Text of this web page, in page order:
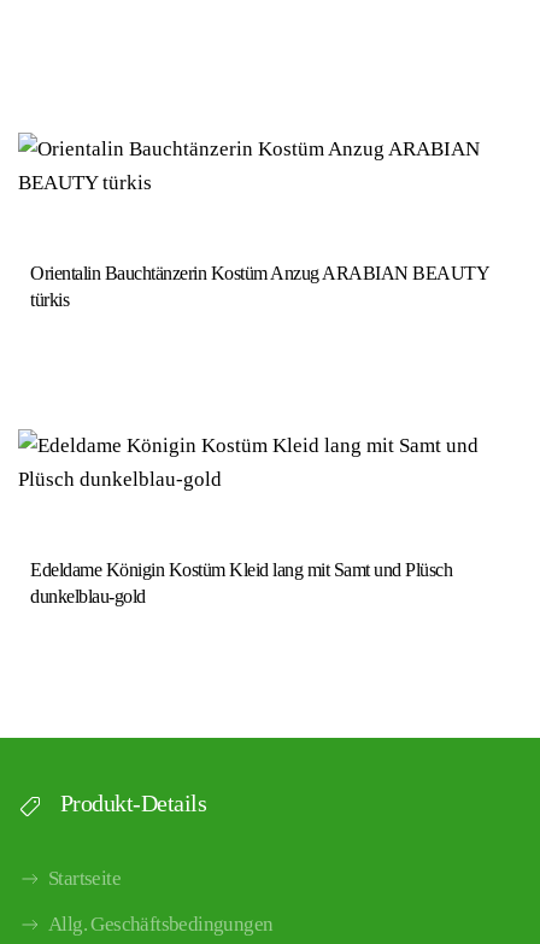
Orientalin Bauchtänzerin Kostüm Anzug ARABIAN BEAUTY
türkis
Edeldame Königin Kostüm Kleid lang mit Samt und Plüsch
dunkelblau-gold
Produkt-Details
Startseite
Allg. Geschäftsbedingungen